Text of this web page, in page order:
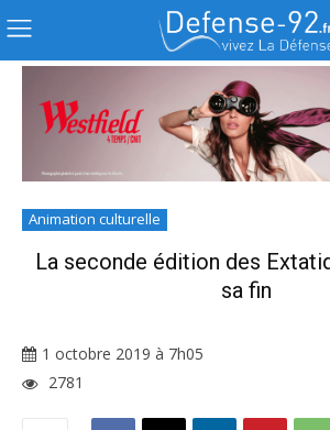
Animation culturelle
La seconde édition des
sa fin
1 octobre 2019 à 7h05
2781